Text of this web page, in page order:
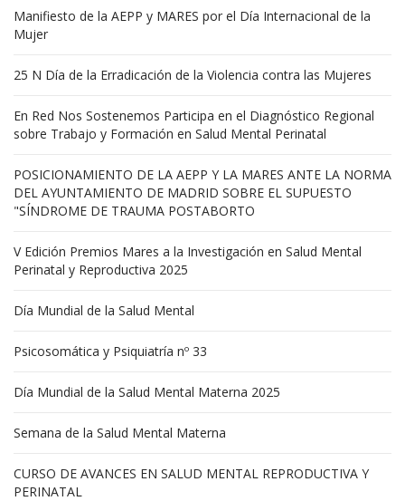
Manifiesto de la AEPP y MARES por el Día Internacional de la
Mujer
25 N Día de la Erradicación de la Violencia contra las Mujeres
En Red Nos Sostenemos Participa en el Diagnóstico Regional
sobre Trabajo y Formación en Salud Mental Perinatal
POSICIONAMIENTO DE LA AEPP Y LA MARES ANTE LA NORMA
DEL AYUNTAMIENTO DE MADRID SOBRE EL SUPUESTO
"SÍNDROME DE TRAUMA POSTABORTO
V Edición Premios Mares a la Investigación en Salud Mental
Perinatal y Reproductiva 2025
Día Mundial de la Salud Mental
Psicosomática y Psiquiatría nº 33
Día Mundial de la Salud Mental Materna 2025
Semana de la Salud Mental Materna
CURSO DE AVANCES EN SALUD MENTAL REPRODUCTIVA Y
PERINATAL